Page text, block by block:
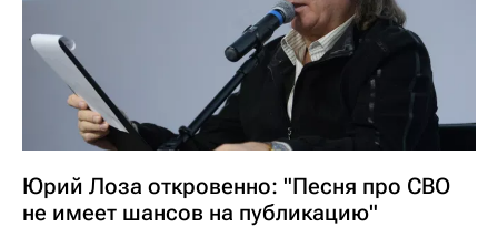
Юрий Лоза откровенно: "Песня про СВО
не имеет шансов на публикацию"